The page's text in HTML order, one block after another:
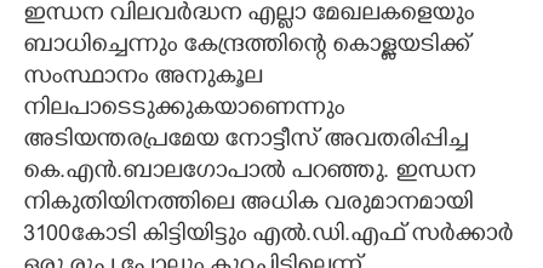
ഇന്ധന വിലവർദ്ധന എല്ലാ മേഖലകളെയും
ബാധിച്ചെന്നും കേന്ദ്രത്തിന്റെ കൊള്ളയടിക്ക്
സംസ്ഥാനം അനുകൂല
നിലപാടെടുക്കുകയാണെന്നും
അടിയന്തരപ്രമേയ നോട്ടീസ് അവതരിപ്പിച്ച
കെ.എൻ.ബാലഗോപാൽ പറഞ്ഞു. ഇന്ധന
നികുതിയിനത്തിലെ അധിക വരുമാനമായി
3100കോടി കിട്ടിയിട്ടും എൽ.ഡി.എഫ് സർക്കാർ